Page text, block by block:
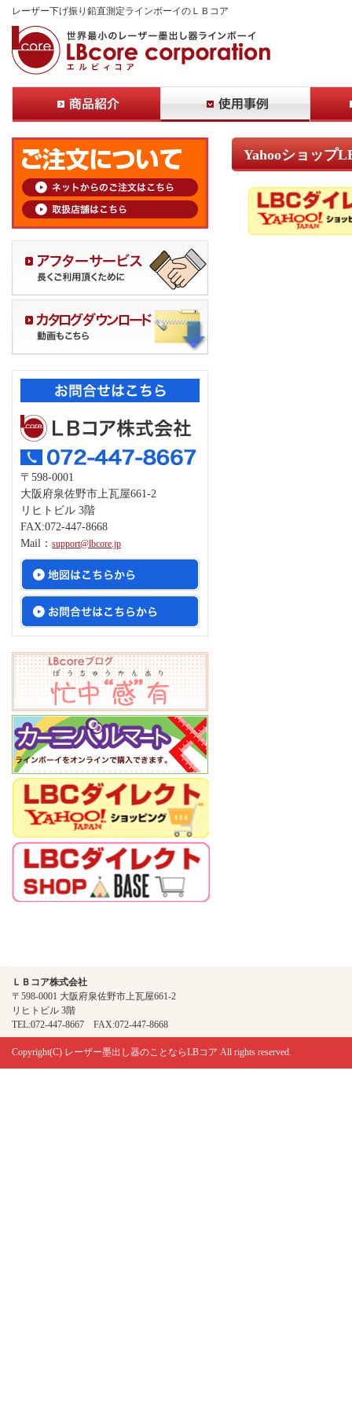
レーザー下げ振り鉛直測定ラインボーイのＬＢコア
Yahooショップ
〒598-0001
大阪府泉佐野市上瓦屋661-2
リヒトビル 3階
FAX:072-447-8668
Mail： support@lbcore.jp
ＬＢコア株式会社
〒598-0001 大阪府泉佐野市上瓦屋661-2
リヒトビル 3階
TEL:072-447-8667 FAX:072-447-8668
Copyright(C) レーザー墨出し器のことならLBコア All rights reserved.